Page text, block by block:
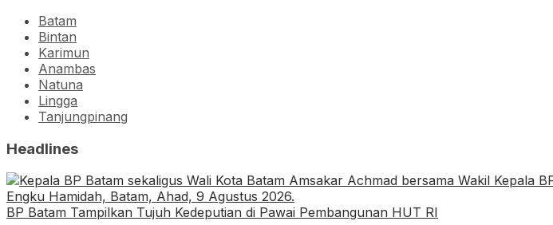
Batam
Bintan
Karimun
Anambas
Natuna
Lingga
Tanjungpinang
Headlines
BP Batam Tampilkan Tujuh Kedeputian di Pawai Pembangunan HUT RI